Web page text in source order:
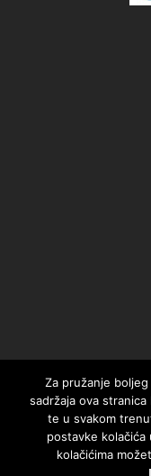
© 2021. MotorMania | Sva
Za pružanje
sadržaja ova
te u svakom
postavke
kolačićima